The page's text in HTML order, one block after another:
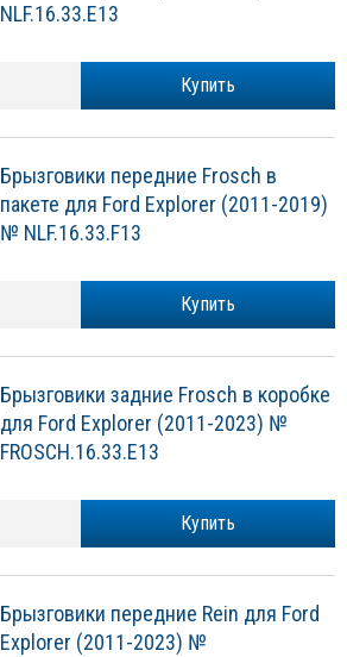
NLF.16.33.E13
Купить
Брызговики передние Frosch в
пакете для Ford Explorer (2011-2019)
№ NLF.16.33.F13
Купить
Брызговики задние Frosch в коробке
для Ford Explorer (2011-2023) №
FROSCH.16.33.E13
Купить
Брызговики передние Rein для Ford
Explorer (2011-2023) №